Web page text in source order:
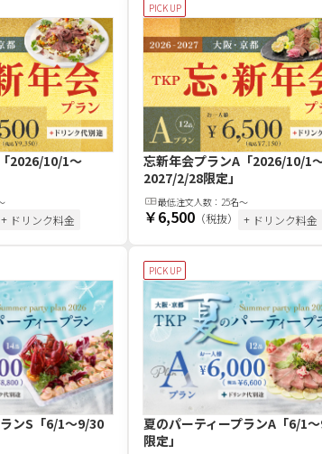
「2026/10/1～
+ ドリンク料金
PICK UP
忘新年会プランA 「2026/10/1
2027/2/28限定」
最低注文人数： 25名〜
￥6,500 （税抜） + ドリンク料金
ンS 「6/1～9/30
PICK UP
夏のパーティープランA 「6/1
限定」